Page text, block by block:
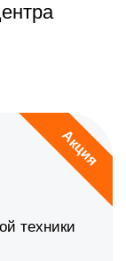
Акция
техники